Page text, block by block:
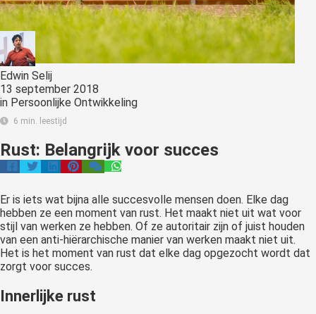
Edwin Selij
13 september 2018
in Persoonlijke Ontwikkeling
6 min. leestijd
Rust: Belangrijk voor succes
Er is iets wat bijna alle succesvolle mensen doen. Elke dag
hebben ze een moment van rust. Het maakt niet uit wat voor
stijl van werken ze hebben. Of ze autoritair zijn of juist houden
van een anti-hiërarchische manier van werken maakt niet uit.
Het is het moment van rust dat elke dag opgezocht wordt dat
zorgt voor succes.
Innerlijke rust